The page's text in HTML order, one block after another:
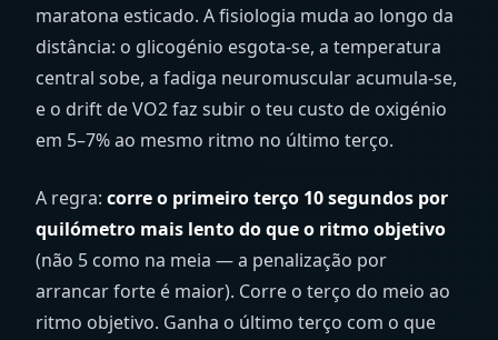
maratona esticado. A fisiologia muda ao longo da
distância: o glicogénio esgota-se, a temperatura
central sobe, a fadiga neuromuscular acumula-se,
e o drift de VO2 faz subir o teu custo de oxigénio
em 5–7% ao mesmo ritmo no último terço.
A regra: corre o primeiro terço 10 segundos por
quilómetro mais lento do que o ritmo objetivo
(não 5 como na meia — a penalização por
arrancar forte é maior). Corre o terço do meio ao
ritmo objetivo. Ganha o último terço com o que